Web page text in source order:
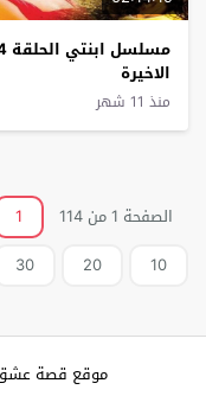
الاخيرة
منذ 11 شهر
الصفحة 1 من 114 1
10
20
30
موقع قصة